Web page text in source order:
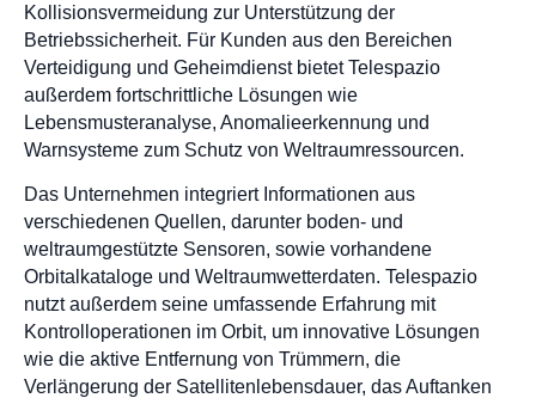
Kollisionsvermeidung zur Unterstützung der
Betriebssicherheit. Für Kunden aus den Bereichen
Verteidigung und Geheimdienst bietet Telespazio
außerdem fortschrittliche Lösungen wie
Lebensmusteranalyse, Anomalieerkennung und
Warnsysteme zum Schutz von Weltraumressourcen.
Das Unternehmen integriert Informationen aus
verschiedenen Quellen, darunter boden- und
weltraumgestützte Sensoren, sowie vorhandene
Orbitalkataloge und Weltraumwetterdaten. Telespazio
nutzt außerdem seine umfassende Erfahrung mit
Kontrolloperationen im Orbit, um innovative Lösungen
wie die aktive Entfernung von Trümmern, die
Verlängerung der Satellitenlebensdauer, das Auftanken